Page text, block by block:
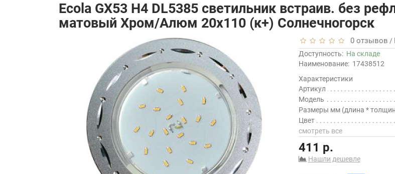
Ecola GX53 H4 DL5385 светильник встраив. без
матовый Хром/Алюм 20x110 (к+) Солнечногорск
0 отзывов /
Доступность: На складе
Наименование: 17438512
Характеристики
Артикул
Модель
Размеры мм (длина *
Цвет
смотреть все
411 р.
Нашли дешевле